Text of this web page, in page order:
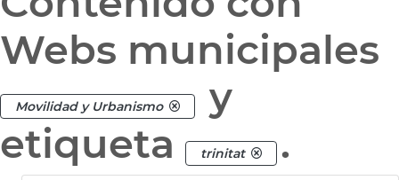
Webs municipales
Movilidad y Urbanismo
y
etiqueta
trinitat .